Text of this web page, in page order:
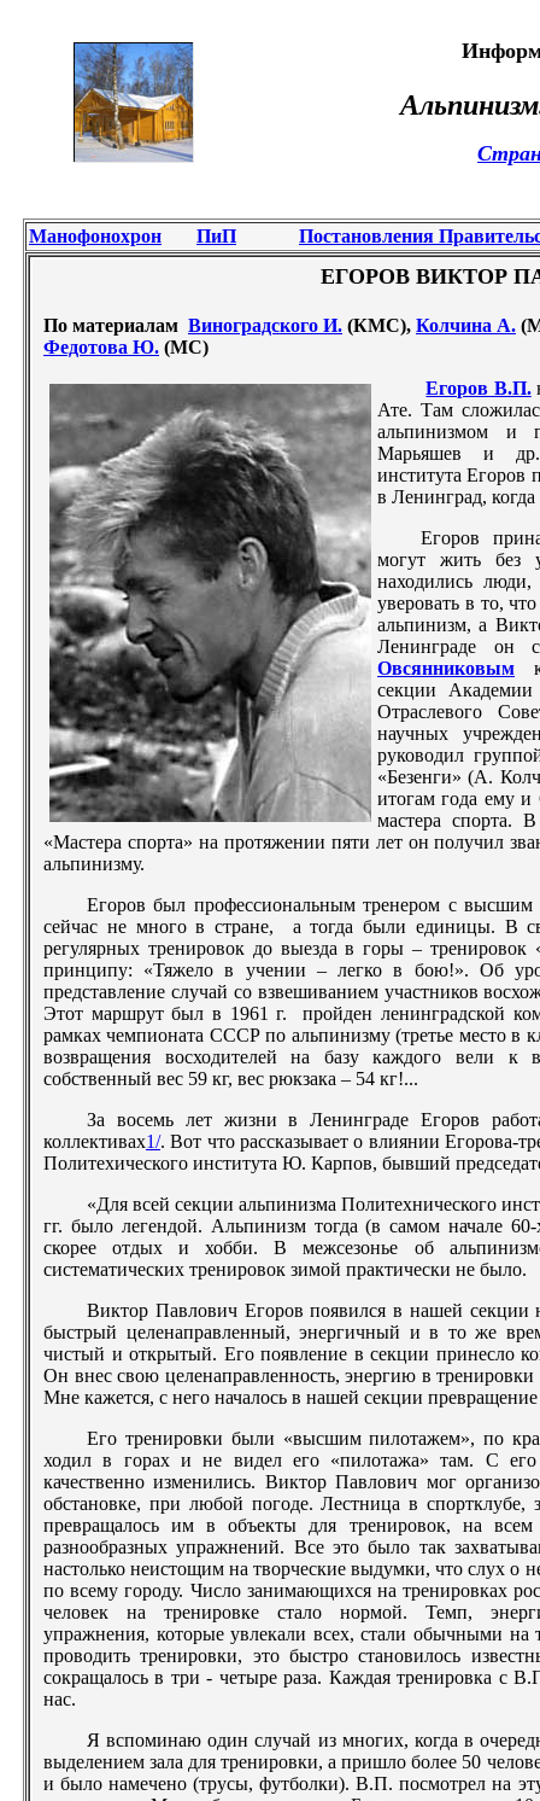
Альпинизм
Манофонохрон ПиП Постановления
ЕГОРОВ ВИКТОР
По материалам Виноградского И. (КМС), Колчина А.
Федотова Ю. (МС)
Егоров В.П.
Ате. Там
альпинизмом и
Марьяшев и
института Егоров
в Ленинград,
Егоров
могут жить без
находились
уверовать в то,
альпинизм, а
Ленинграде он
Овсянниковым к
секции Академии
Отраслевого
научных
руководил
«Безенги» (А.
итогам года ему
мастера спорта.
«Мастера спорта» на протяжении пяти лет он получил
альпинизму.
Егоров был профессиональным тренером с высшим
сейчас не много в стране, а тогда были единицы. В
регулярных тренировок до выезда в горы – тренировок
принципу: «Тяжело в учении – легко в бою!». Об
представление случай со взвешиванием участников
Этот маршрут был в 1961 г. пройден ленинградской
рамках чемпионата СССР по альпинизму (третье место в
возвращения восходителей на базу каждого вели
собственный вес 59 кг, вес рюкзака – 54 кг!...
За восемь лет жизни в Ленинграде Егоров
коллективах1/. Вот что рассказывает о влиянии Егорова-
Политехического института Ю. Карпов, бывший
«Для всей секции альпинизма Политехнического
гг. было легендой. Альпинизм тогда (в самом начале
скорее отдых и хобби. В межсезонье об
систематических тренировок зимой практически не было.
Виктор Павлович Егоров появился в нашей секции
быстрый целенаправленный, энергичный и в то же
чистый и открытый. Его появление в секции принесло
Он внес свою целенаправленность, энергию в
Мне кажется, с него началось в нашей секции
Его тренировки были «высшим пилотажем», по
ходил в горах и не видел его «пилотажа» там. С его
качественно изменились. Виктор Павлович мог
обстановке, при любой погоде. Лестница в
превращалось им в объекты для тренировок, на
разнообразных упражнений. Все это было так
настолько неистощим на творческие выдумки, что слух
по всему городу. Число занимающихся на тренировках
человек на тренировке стало нормой. Темп,
упражнения, которые увлекали всех, стали обычными
проводить тренировки, это быстро становилось
сокращалось в три - четыре раза. Каждая тренировка с
нас.
Я вспоминаю один случай из многих, когда в
выделением зала для тренировки, а пришло более 50
и было намечено (трусы, футболки). В.П. посмотрел на